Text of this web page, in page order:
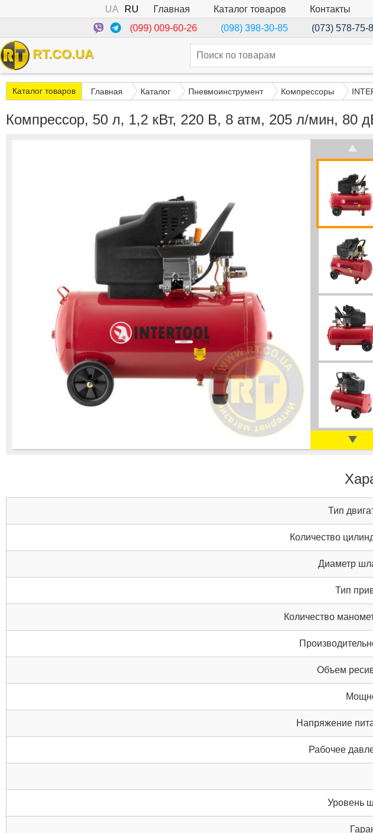
UA RU Главная Каталог товаров Контакты
(099) 009-60-26
(098) 398-30-85 (073) 578-75-
RT.CO.UA
Каталог товаров Главная Каталог Пневмоинструмент Компрессоры
Компрессор, 50 л, 1,2 кВт, 220 В, 8 атм, 205 л/мин, 80
Тип
Количество
Диаметр
Тип
Количество
Объем
Напряжение
Рабочее
Уровень